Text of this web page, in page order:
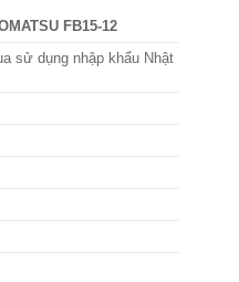
FB15-12
sử dụng nhập khẩu Nhật